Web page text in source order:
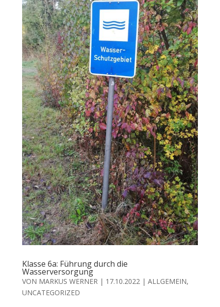
Klasse 6a: Führung durch die
Wasserversorgung
VON MARKUS WERNER| 17.10.2022| ALLGEMEIN,
UNCATEGORIZED